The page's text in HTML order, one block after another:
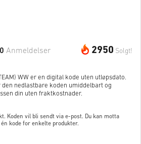
2950 Solgt!
Anmeldelser
WW er en digital kode uten utløpsdato.
den nedlastbare koden umiddelbart og
din uten fraktkostnader.
Koden vil bli sendt via e-post. Du kan motta
kode for enkelte produkter.